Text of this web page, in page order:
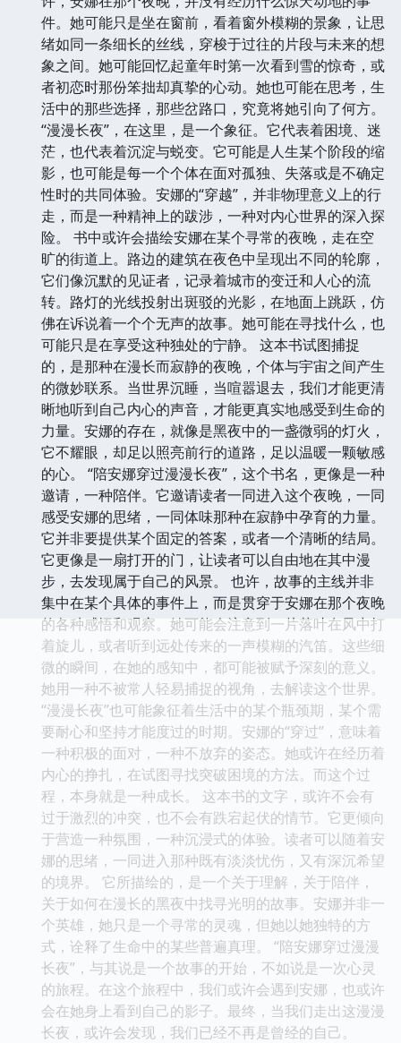
件。她可能只是坐在窗前，看着窗外模糊的景象，让思
绪如同一条细长的丝线，穿梭于过往的片段与未来的想
象之间。她可能回忆起童年时第一次看到雪的惊奇，或
者初恋时那份笨拙却真挚的心动。她也可能在思考，生
活中的那些选择，那些岔路口，究竟将她引向了何方。
“漫漫长夜”，在这里，是一个象征。它代表着困境、迷
茫，也代表着沉淀与蜕变。它可能是人生某个阶段的缩
影，也可能是每一个个体在面对孤独、失落或是不确定
性时的共同体验。安娜的“穿越”，并非物理意义上的行
走，而是一种精神上的跋涉，一种对内心世界的深入探
险。 书中或许会描绘安娜在某个寻常的夜晚，走在空
旷的街道上。路边的建筑在夜色中呈现出不同的轮廓，
它们像沉默的见证者，记录着城市的变迁和人心的流
转。路灯的光线投射出斑驳的光影，在地面上跳跃，仿
佛在诉说着一个个无声的故事。她可能在寻找什么，也
可能只是在享受这种独处的宁静。 这本书试图捕捉
的，是那种在漫长而寂静的夜晚，个体与宇宙之间产生
的微妙联系。当世界沉睡，当喧嚣退去，我们才能更清
晰地听到自己内心的声音，才能更真实地感受到生命的
力量。安娜的存在，就像是黑夜中的一盏微弱的灯火，
它不耀眼，却足以照亮前行的道路，足以温暖一颗敏感
的心。 “陪安娜穿过漫漫长夜”，这个书名，更像是一种
邀请，一种陪伴。它邀请读者一同进入这个夜晚，一同
感受安娜的思绪，一同体味那种在寂静中孕育的力量。
它并非要提供某个固定的答案，或者一个清晰的结局。
它更像是一扇打开的门，让读者可以自由地在其中漫
步，去发现属于自己的风景。 也许，故事的主线并非
集中在某个具体的事件上，而是贯穿于安娜在那个夜晚
的各种感悟和观察。她可能会注意到一片落叶在风中打
着旋儿，或者听到远处传来的一声模糊的汽笛。这些细
微的瞬间，在她的感知中，都可能被赋予深刻的意义。
她用一种不被常人轻易捕捉的视角，去解读这个世界。
“漫漫长夜”也可能象征着生活中的某个瓶颈期，某个需
要耐心和坚持才能度过的时期。安娜的“穿过”，意味着
一种积极的面对，一种不放弃的姿态。她或许在经历着
内心的挣扎，在试图寻找突破困境的方法。而这个过
程，本身就是一种成长。 这本书的文字，或许不会有
过于激烈的冲突，也不会有跌宕起伏的情节。它更倾向
于营造一种氛围，一种沉浸式的体验。读者可以随着安
娜的思绪，一同进入那种既有淡淡忧伤，又有深沉希望
的境界。 它所描绘的，是一个关于理解，关于陪伴，
关于如何在漫长的黑夜中找寻光明的故事。安娜并非一
个英雄，她只是一个寻常的灵魂，但她以她独特的方
式，诠释了生命中的某些普遍真理。 “陪安娜穿过漫漫
长夜”，与其说是一个故事的开始，不如说是一次心灵
的旅程。在这个旅程中，我们或许会遇到安娜，也或许
会在她身上看到自己的影子。最终，当我们走出这漫漫
长夜，或许会发现，我们已经不再是曾经的自己。